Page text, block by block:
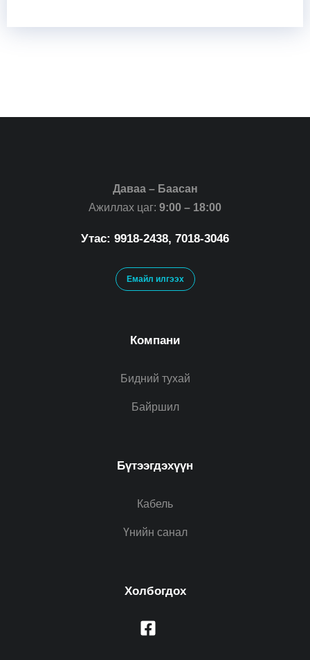
Даваа – Баасан
Ажиллах цаг: 9:00 – 18:00
Утас: 9918-2438, 7018-3046
Емайл илгээх
Компани
Бидний тухай
Байршил
Бүтээгдэхүүн
Кабель
Үнийн санал
Холбогдох